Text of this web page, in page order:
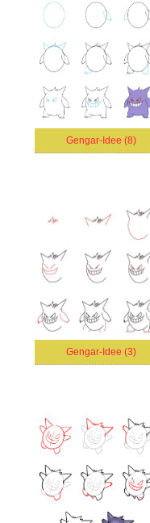
Gengar-Idee (8)
Gengar-Idee (3)